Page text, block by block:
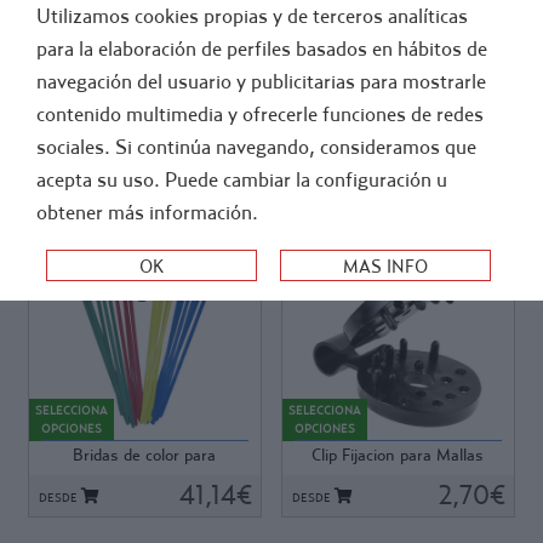
- ATLETISMO > ACCESORIOS PARA INSTALACIONES
PROTECCIONES ESTRUCTURALES
ORDEN:
SELECCIONA
OPCIONES
Bridas de color para
protector. Bolsa 10...
DESDE 41,14€
Ref: K763
Brida de poliamida, flexible y
fácil de manejar, con cabeza
plana para sujeción de
protectores
polivalentes.Dimensiones:
389mm largo x 8,9mm ancho
x 1,7mm grosor. Pueden coger
SELECCIONA
OPCIONES
Clip Fijacion para Mallas
Paravientos / ...
DESDE 2,70€
Ref: K070
Pieza plástica para la fijación,
a una sirga o cuerda, de la
Malla Paravientos, Ocultación
y Sombreo. Se suministra en
bolsas de 10 y de 100 uds.
Utilizamos cookies propias y de terceros analíticas
para la elaboración de perfiles basados en hábitos de
navegación del usuario y publicitarias para mostrarle
contenido multimedia y ofrecerle funciones de redes
sociales. Si continúa navegando, consideramos que
acepta su uso. Puede cambiar la configuración u
obtener más información.